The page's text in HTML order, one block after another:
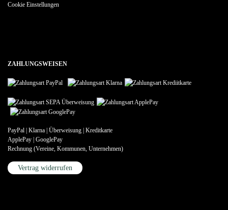
Cookie Einstellungen
ZAHLUNGSWEISEN
PayPal | Klarna | Überweisung | Kreditkarte
ApplePay | GooglePay
Rechnung (Vereine, Kommunen, Unternehmen)
Vertrag widerrufen